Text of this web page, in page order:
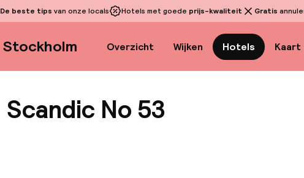
De beste tips van onze locals Hotels met goede prijs-kwaliteit Gratis
Stockholm Overzicht Wijken Hotels Kaart
Scandic No 53